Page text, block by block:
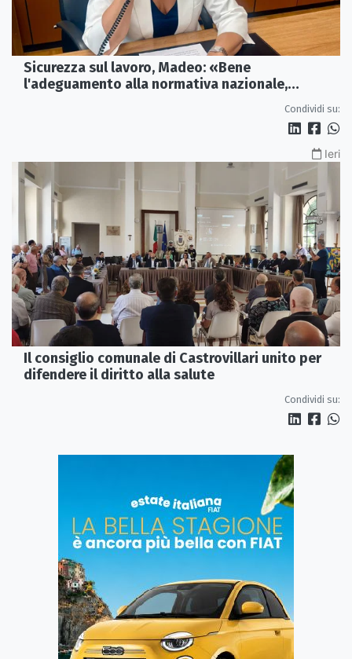
Sicurezza sul lavoro, Madeo: «Bene
l'adeguamento alla normativa nazionale,
Condividi su:
Ieri
Il consiglio comunale di Castrovillari unito per
difendere il diritto alla salute
Condividi su: